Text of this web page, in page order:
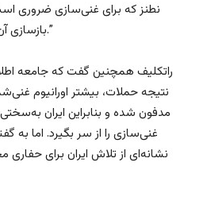
نطنز که برای غنی‌سازی ضروری
بازسازی آن سال‌ها طول خواهد کشید.”
راتکلیف همچنین گفت که جامعه
نتیجه حملات، بیشتر اورانیوم
مدفون شده و بنابراین ایران به‌سختی
غنی‌سازی را از سر بگیرد. اما به
نشانه‌ای از تلاش ایران برای